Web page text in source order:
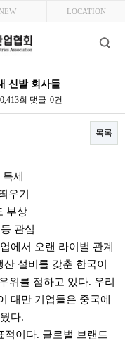
NEW LOCATION
신발 회사들
회 댓글 0건
목록
세
우기
부상
관심
에서 오랜 라이벌 관계
설비를 갖춘 한국이
위를 점하고 있다. 우리
대만 기업들은 중국에
다.
적이다. 글로벌 브랜드